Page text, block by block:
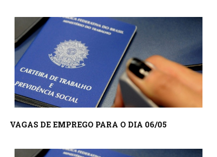
VAGAS DE EMPREGO PARA O DIA 06/05